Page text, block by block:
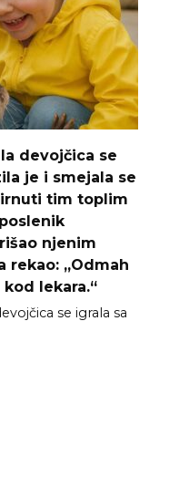
devojčica se
je i smejala se
tim toplim
njenim
rekao: „Odmah
lekara.“
se igrala sa